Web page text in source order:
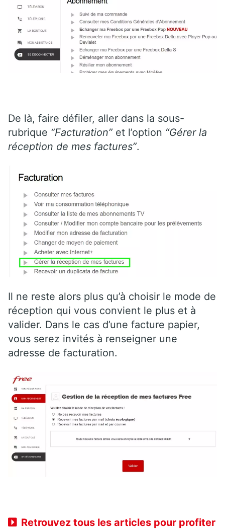
De là, faire défiler, aller dans la sous-
rubrique “Facturation” et l’option “Gérer la
réception de mes factures”.
Il ne reste alors plus qu’à choisir le mode de
réception qui vous convient le plus et à
valider. Dans le cas d’une facture papier,
vous serez invités à renseigner une
adresse de facturation.
Retrouvez tous les articles pour profiter